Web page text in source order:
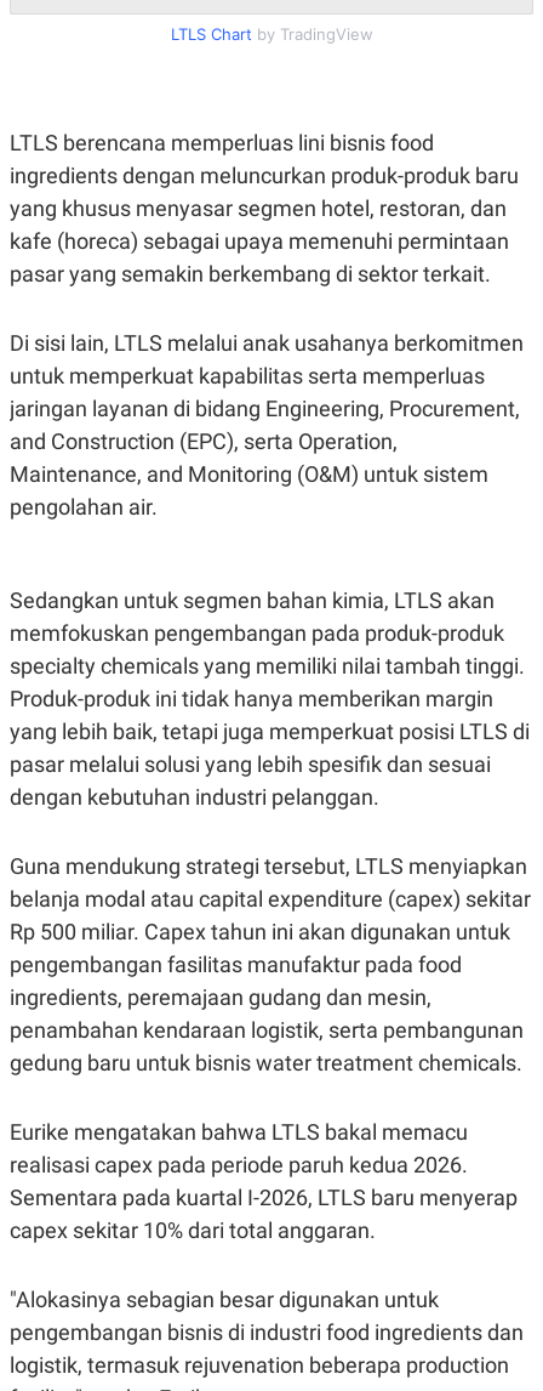
LTLS Chart by TradingView
LTLS berencana memperluas lini bisnis food
ingredients dengan meluncurkan produk-produk baru
yang khusus menyasar segmen hotel, restoran, dan
kafe (horeca) sebagai upaya memenuhi permintaan
pasar yang semakin berkembang di sektor terkait.
Di sisi lain, LTLS melalui anak usahanya berkomitmen
untuk memperkuat kapabilitas serta memperluas
jaringan layanan di bidang Engineering, Procurement,
and Construction (EPC), serta Operation,
Maintenance, and Monitoring (O&M) untuk sistem
pengolahan air.
Sedangkan untuk segmen bahan kimia, LTLS akan
memfokuskan pengembangan pada produk-produk
specialty chemicals yang memiliki nilai tambah tinggi.
Produk-produk ini tidak hanya memberikan margin
yang lebih baik, tetapi juga memperkuat posisi LTLS di
pasar melalui solusi yang lebih spesifik dan sesuai
dengan kebutuhan industri pelanggan.
Guna mendukung strategi tersebut, LTLS menyiapkan
belanja modal atau capital expenditure (capex) sekitar
Rp 500 miliar. Capex tahun ini akan digunakan untuk
pengembangan fasilitas manufaktur pada food
ingredients, peremajaan gudang dan mesin,
penambahan kendaraan logistik, serta pembangunan
gedung baru untuk bisnis water treatment chemicals.
Eurike mengatakan bahwa LTLS bakal memacu
realisasi capex pada periode paruh kedua 2026.
Sementara pada kuartal I-2026, LTLS baru menyerap
capex sekitar 10% dari total anggaran.
"Alokasinya sebagian besar digunakan untuk
pengembangan bisnis di industri food ingredients dan
logistik, termasuk rejuvenation beberapa production